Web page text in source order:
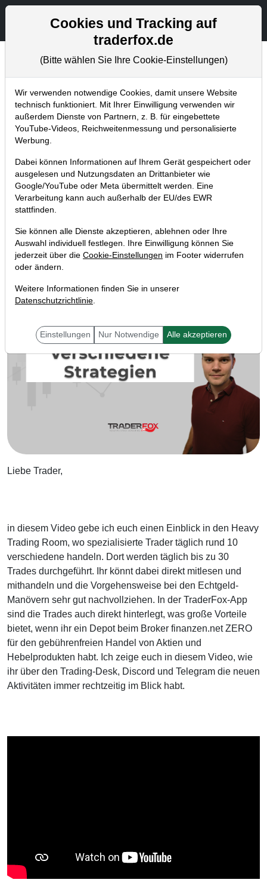
Aktien- und Artikelsuche
Trader-Blog
Home Blog Trader-Blog
Heavy Trading Room – Hier
handeln die Profis täglich
verschiedene Strategien
03.10.2023 um 11:09 Uhr |A. Zehetner
Liebe Trader,
in diesem Video gebe ich euch einen Einblick in den Heavy
Trading Room, wo spezialisierte Trader täglich rund 10
verschiedene handeln. Dort werden täglich bis zu 30
Trades durchgeführt. Ihr könnt dabei direkt mitlesen und
mithandeln und die Vorgehensweise bei den Echtgeld-
Manövern sehr gut nachvollziehen. In der TraderFox-App
sind die Trades auch direkt hinterlegt, was große Vorteile
bietet, wenn ihr ein Depot beim Broker finanzen.net ZERO
für den gebührenfreien Handel von Aktien und
Hebelprodukten habt. Ich zeige euch in diesem Video, wie
ihr über den Trading-Desk, Discord und Telegram die neuen
Aktivitäten immer rechtzeitig im Blick habt.
Cookies und Tracking auf
traderfox.de
(Bitte wählen Sie Ihre Cookie-Einstellungen)
Wir verwenden notwendige Cookies, damit unsere Website
technisch funktioniert. Mit Ihrer Einwilligung verwenden wir
außerdem Dienste von Partnern, z. B. für eingebettete
YouTube-Videos, Reichweitenmessung und personalisierte
Werbung.
Dabei können Informationen auf Ihrem Gerät gespeichert oder
ausgelesen und Nutzungsdaten an Drittanbieter wie
Google/YouTube oder Meta übermittelt werden. Eine
Verarbeitung kann auch außerhalb der EU/des EWR
stattfinden.
Sie können alle Dienste akzeptieren, ablehnen oder Ihre
Auswahl individuell festlegen. Ihre Einwilligung können Sie
jederzeit über die Cookie-Einstellungen im Footer widerrufen
oder ändern.
Weitere Informationen finden Sie in unserer
Datenschutzrichtlinie.
Einstellungen Nur Notwendige Alle akzeptieren